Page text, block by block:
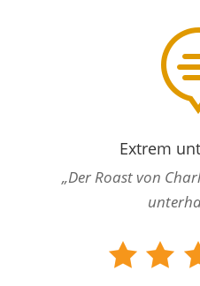
Extrem
„Der Roast von